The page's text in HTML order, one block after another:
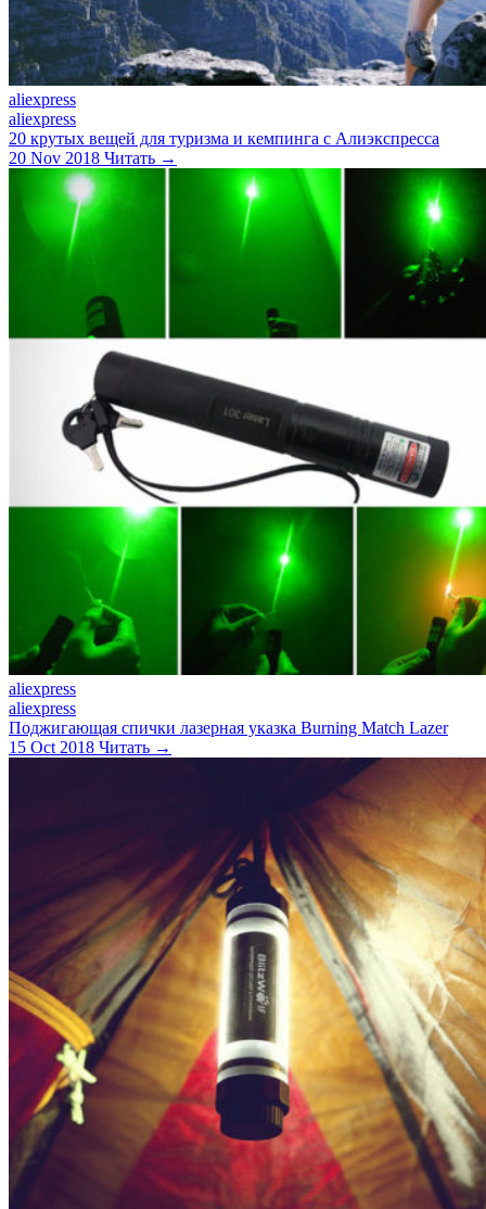
aliexpress
aliexpress
20 крутых вещей для туризма и кемпинга с Алиэкспресса
20 Nov 2018 Читать →
aliexpress
aliexpress
Поджигающая спички лазерная указка Burning Match Lazer
15 Oct 2018 Читать →